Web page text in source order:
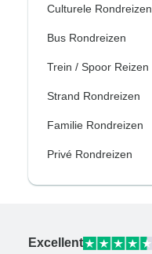
Culturele Rondreizen
Bus Rondreizen
Trein / Spoor Reizen
Strand Rondreizen
Familie Rondreizen
Privé Rondreizen
Excellent